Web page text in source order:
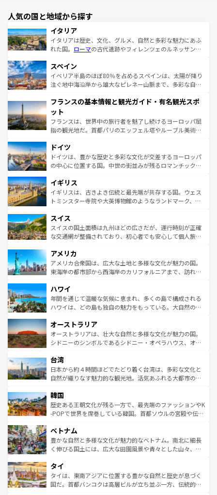
人気の国と地域から探す
イタリア
イタリアは歴史、文化、グルメ、自然と多彩な魅力にあふ
れた国。 ローマの古代遺跡やフィレンツェのルネッサンス
ろん、トスカーナの美しい田園風景やアマルフィ海岸の絶
景など、自然景観も見逃せない。観光の合間には、本場の
ピザやパスタなど、絶品のイタリア料理を堪能することも
ませてくれるイタリアで、忘れられない旅をしてみよう！
なお、新着のイタリア情報は
しい。
スペイン
イベリア半島のほぼ80％を占めるスペインは、太陽が降り
注ぐ地中海沿岸から雄大なピレネー山脈まで、多彩な自然
文化が根付くこの国では、情熱的なフラメンコ、熱気あふ
れる闘牛、そして美味しいタパスが生活の一部となってい
る。首都マドリードの洗練された雰囲気や、バルセロナの
アートに溢れた街角から、地方では古代ローマ遺跡や中世
せる。地方によって風土や気候が異なるスペインはその個
性で訪れる人を魅了する。 なお、新着のスペイン情報は コ
ンテンツ一覧を参照してほしい。
フランスの基本情報と観光ガイド・有名観光スポ
ット
フランスは、世界中の旅行者を魅了し続けるヨーロッパ屈
指の観光地だ。首都パリのエッフェル塔やルーブル美術館
で、幅広い魅力が詰まっている。華麗な宮殿、歴史的な大
聖堂、美しいビーチ、そして豊かな自然が、訪れる者を心
から魅了する。また、フランスは美食の国としても知ら
いる。シャンパンの発祥地であるランス、プロヴァンスの
香り高いラベンダー畑など、多彩な楽しみ方が可能だ。さ
らに、パリ以外の地域にも魅力が溢れており、どの街角に
れる地方に足を運ぶとそれぞれで全く異なる文化を体験で
きるだろう。 なお、新着のフランス情報はコンテンツ一覧
を参照してほしい。
ドイツ
ドイツは、豊かな歴史と多彩な文化が交差するヨーロッパ
の中心に位置する国。中世の街並みが残るロマンチック街
顔を持つこの国は、どこを歩いても飽きることがない。ベ
ルリンの文化的活気、バイエルン州のアルプスの絶景、そ
してライン川沿いのワイン畑といった風景は必見。ビール
は、お酒好きな人にはぜひ体験してほしい。 なお、新着の
ドイツ情報はコンテンツ一覧を参照してほしい。
イギリス
イギリスは、古きよき伝統と最先端が共存する国。ウェス
トミンスター寺院や大英博物館のようなランドマーク、歴
リアごとに異なる魅力がある。また、優雅なアフタヌーン
ティー、ビール好きにはたまらない英国パブ、サッカー観
戦など、本場だからこそできる体験も豊富。イギリスを旅
ンツ一覧を参照してほしい。
スイス
スイスの国土面積は九州ほどの広さだが、運行時刻が正確
な交通網が整備されており、初心者でも安心して個人旅行
の建物がそのまま残る町や、スイスならではのユニークな
博物館もあり、アルプス観光だけでなく町歩きも満喫する
ことができる。国民の所得が高いため物価も高いが、旅行
ば市内交通費無料で観光を楽しむこともできる。 なお、新
着のスイス情報はコンテンツ一覧 を参照してほしい。
アメリカ
アメリカ合衆国は、広大な土地と多様な文化が魅力の国。
東海岸の都市部から西海岸のカリフォルニアまで、訪れる
のような巨大都市は、観光、ショッピング、エンターテイ
ンメントが詰まった刺激的なスポットだ。一方、アメリカ
西部には大自然が広がり、グランドキャニオンやイエロー
部のニューオーリンズでは、音楽と美食が融合した独特の
文化が魅力。旅行者はアメリカの各地域で異なる魅力を楽
しみながら、その多様性と豊かな歴史を感じることができ
ならではの贅沢な旅のスタイルだ。 なお、新着のアメリカ
情報はコンテンツ一覧を参照してほしい。
ハワイ
年間を通じて温暖な気候に恵まれ、多くの島で構成される
ハワイは、どの島も独自の魅力をもっている。大自然の神
ワイ島は見逃せない。また、定番の観光地といえばオアフ
島だが、静かな自然を求めるならマウイ島やカウアイ島が
おすすめ。エメラルドグリーンに輝く海をはじめ、豊かな
れるおもてなしの心で訪れる人々を迎えてくれるハワイの
人々、おいしいローカルフードやハワイアンミュージッ
ク、伝統的なフラダンスなど、すべてがハワイの魅力を彩
ワイを、存分に味わってほしい。 なお、新着のハワイ情報
はコンテンツ一覧を参照してほしい。
オーストラリア
オーストラリアは、壮大な自然と多様な文化が魅力の国。
シドニーのシンボルであるシドニー・オペラハウス、オー
リアリーフや大陸中央部にそびえるウルル（エアーズロッ
ク）、タスマニアの美しい原生林やケアンズの熱帯雨林な
ど、見どころがたくさん。また、カフェやワイン、オージ
いる。アクティビティも充実しており、サーフィンやダイ
ビング、ハイキングなど、アウトドア好きにはたまらな
い。オーストラリアの多彩な魅力を存分に味わいつくそ
参照してほしい。
台湾
日本から約４時間ほどでたどり着く台湾は、多彩な文化と
自然が織りなす魅力的な観光地。活気あふれる大都市の台
ン）、静ひつな山岳地帯である台湾東部など、都市の喧騒
と山間の静けさが共存しており、訪れる人に新しい発見と
驚きをもたらしてくれる。また、奥深い台湾の食文化も魅
容にもいいと評判のスイーツなど、バラエティ豊かな料理
が味わえる。 なお、新着の台湾情報は コンテンツ一覧を参
照してほしい。
韓国
歴史ある王朝文化が残る一方で、最先端のファッションやK
-POPで世界を席巻している韓国。首都ソウルの宮殿や伝統
き、地方に足を延ばせば四季折々の自然美を楽しむことが
できる。そして、キムチや焼肉、絶品のストリートフード
まで、さまざまな韓国料理が待っている。夜には、韓国な
リティに包まれながら、韓国の多彩な魅力を心ゆくまで味
わってみてほしい。 なお、新着の韓国情報はコンテンツ一
覧を参照してほしい。
ベトナム
豊かな自然と多様な文化が魅力的なベトナム。南北に細長
く伸びる国土には、広大な田園風景や青々とした山々、世
急速な発展と共に伝統が息づく。ハノイの古い町並みやホ
ーチミン市のフランス統治時代の建物も、独特の雰囲気を
醸し出している。また、バラエティの豊かさとおいしさで
タイ
タイは、東南アジアに位置する豊かな自然と歴史が息づく
国だ。首都バンコクは高層ビルが立ち並ぶ一方、伝統的な